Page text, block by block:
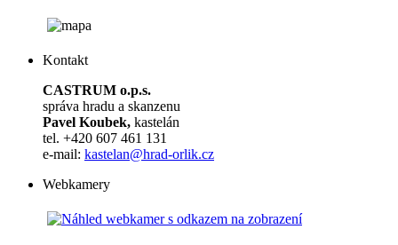
Kontakt
CASTRUM o.p.s.
správa hradu a skanzenu
Pavel Koubek, kastelán
tel. +420 607 461 131
e-mail: kastelan@hrad-orlik.cz
Webkamery